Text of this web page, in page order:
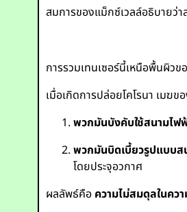
สมการของแม็กซ์เวลล์อธิบายว่
การรวมเทนเซอร์นี้เหนือพื้นผิวข
เมื่อเกิดการปล่อยโคโรนา เมฆ
พวกมันบังคับใช้สนามไฟ
พวกมันบิดเบี้ยวรูปแบบส
โดยประจุอวกาศ
ผลลัพธ์คือ ความไม่สมดุลในคว